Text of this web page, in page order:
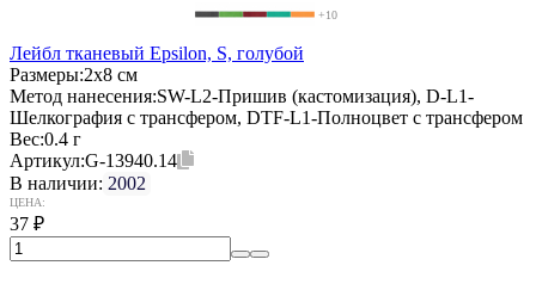
+10
Лейбл тканевый Epsilon, S, голубой
Размеры:2х8 см
Метод нанесения:SW-L2-Пришив (кастомизация), D-L1-
Шелкография с трансфером, DTF-L1-Полноцвет с трансфером
Вес:0.4 г
Артикул:G-13940.14
В наличии: 2002
ЦЕНА:
37 ₽